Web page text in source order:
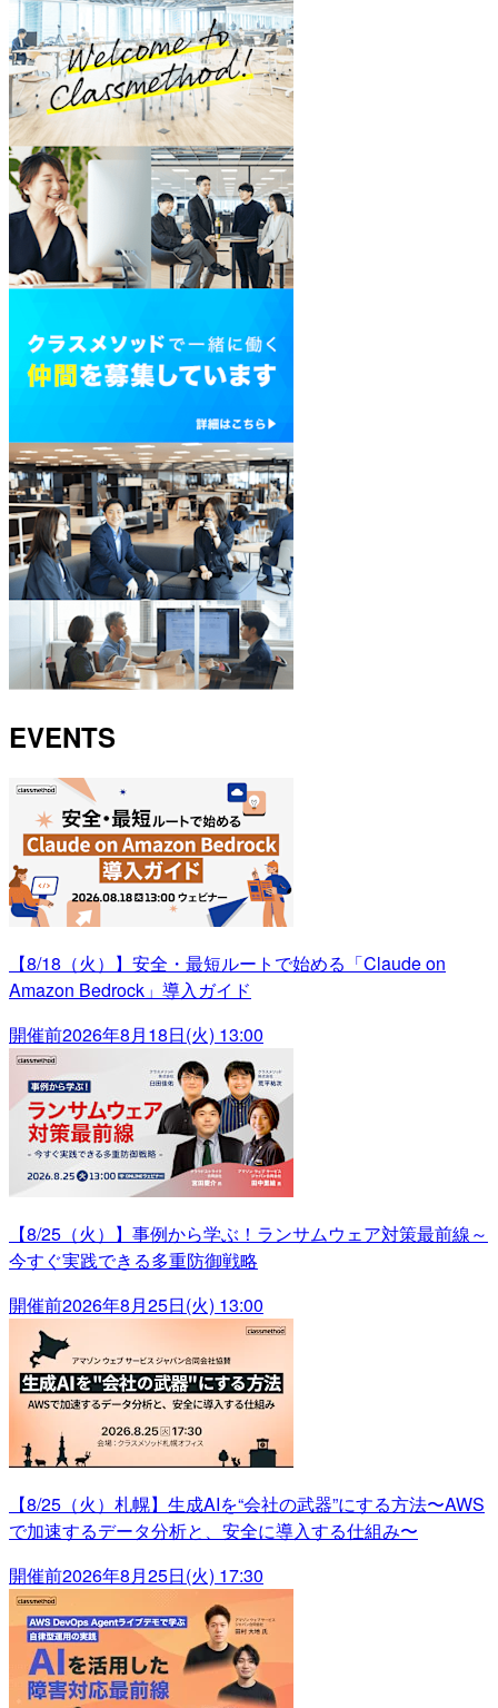
EVENTS
【8/18（火）】安全・最短ルートで始める「Claude on
Amazon Bedrock」導入ガイド
開催前2026年8月18日(火) 13:00
【8/25（火）】事例から学ぶ！ランサムウェア対策最前線～
今すぐ実践できる多重防御戦略
開催前2026年8月25日(火) 13:00
【8/25（火）札幌】生成AIを“会社の武器”にする方法〜AWS
で加速するデータ分析と、安全に導入する仕組み〜
開催前2026年8月25日(火) 17:30